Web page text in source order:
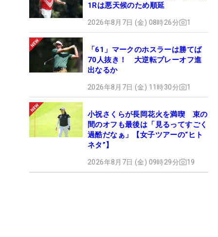
1Rは悪天候のため順延
2026年8月7日 (金) 08時26分 1
「61」マークのホスラーは勝てば
70人抜き！ 大逆転プレーオフ進
出なるか
2026年8月7日 (金) 11時30分 1
小祝さくらが長岡花火を満喫 束の
間のオフも最後は「見るってすごく
過酷だなぁ」【女子ツアーの“ヒト
ネタ”】
2026年8月7日 (金) 09時29分 19